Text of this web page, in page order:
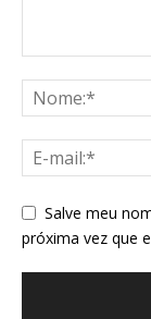
Salve meu
próxima vez que